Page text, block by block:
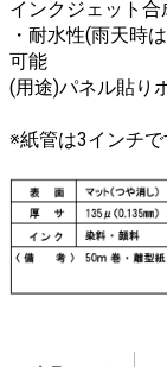
インクジェット
・耐水性(雨天時
可能
(用途)パネル貼り
※紙管は3インチで